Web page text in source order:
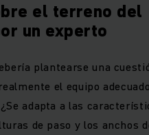
el terreno del
un experto
plantearse una
el equipo
adapta a las
de paso y los anchos